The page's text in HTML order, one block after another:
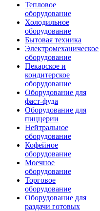
Тепловое
оборудование
Холодильное
оборудование
Бытовая техника
Электромеханическое
оборудование
Пекарское и
кондитерское
оборудование
Оборудование для
фаст-фуда
Оборудование для
пиццерии
Нейтральное
оборудование
Кофейное
оборудование
Моечное
оборудование
Торговое
оборудование
Оборудование для
раздачи готовых